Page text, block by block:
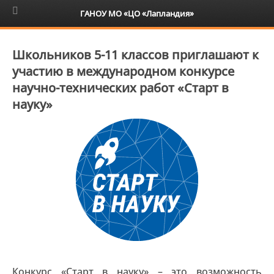
6+
Школьников 5-11 классов приглашают к
участию в международном конкурсе
научно-технических работ «Старт в
науку»
ГАНОУ МО «ЦО «Лапландия»